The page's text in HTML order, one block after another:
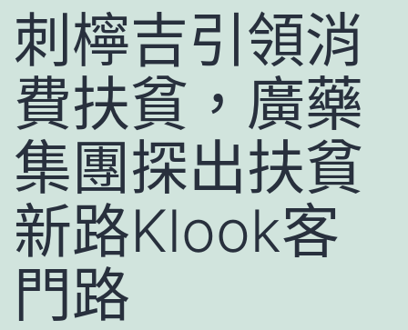
容刺檸吉引領消
費扶貧，廣藥
集團探出扶貧
新路Klook客
門路